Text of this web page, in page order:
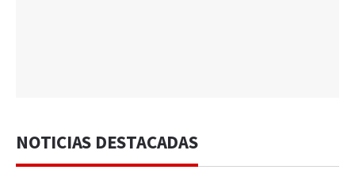
NOTICIAS DESTACADAS